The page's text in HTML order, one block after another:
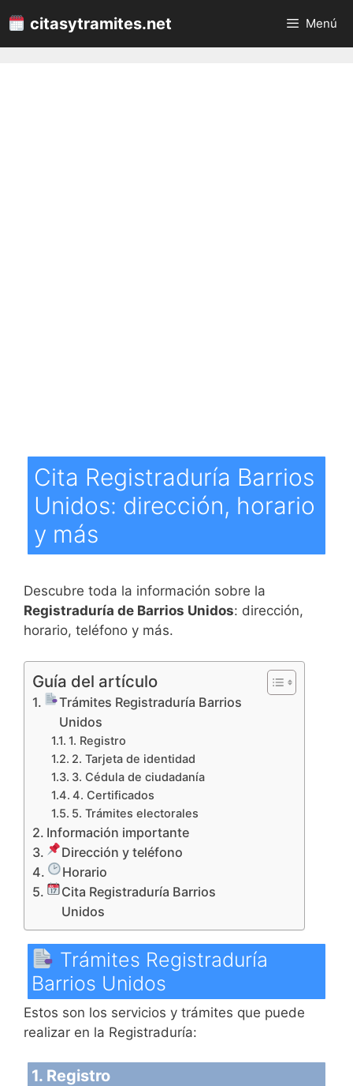
al
contenido
citasytramites.net Menú
Cita Registraduría Barrios
Unidos: dirección, horario
y más
Descubre toda la información sobre la
Registraduría de Barrios Unidos: dirección,
horario, teléfono y más.
Guía del artículo
Trámites Registraduría Barrios
Unidos
1. Registro
2. Tarjeta de identidad
3. Cédula de ciudadanía
4. Certificados
5. Trámites electorales
Información importante
Dirección y teléfono
Horario
Cita Registraduría Barrios
Unidos
Trámites Registraduría
Barrios Unidos
Estos son los servicios y trámites que puede
realizar en la Registraduría:
1. Registro